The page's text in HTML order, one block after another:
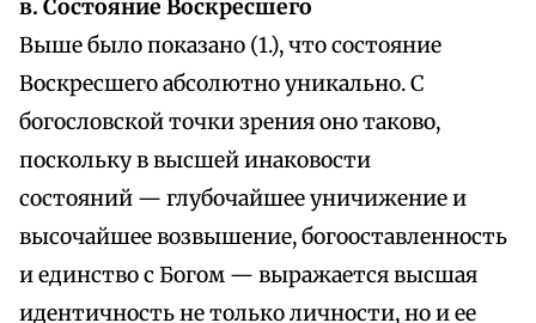
в. Состояние Воскресшего
Выше было показано (1.), что состояние
Воскресшего абсолютно уникально. С
богословской точки зрения оно таково,
поскольку в высшей инаковости
состояний — глубочайшее уничижение и
высочайшее возвышение, богооставленность
и единство с Богом — выражается высшая
идентичность не только личности, но и ее